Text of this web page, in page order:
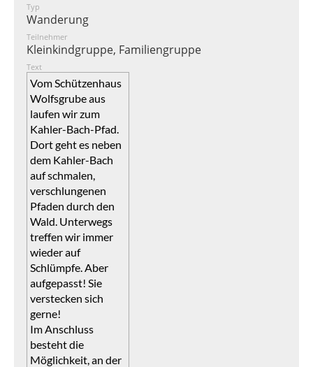
Typ
Wanderung
Teilnehmer
Kleinkindgruppe, Familiengruppe
Text
Vom Schützenhaus
Wolfsgrube aus
laufen wir zum
Kahler-Bach-Pfad.
Dort geht es neben
dem Kahler-Bach
auf schmalen,
verschlungenen
Pfaden durch den
Wald. Unterwegs
treffen wir immer
wieder auf
Schlümpfe. Aber
aufgepasst! Sie
verstecken sich
gerne!
Im Anschluss
besteht die
Möglichkeit, an der